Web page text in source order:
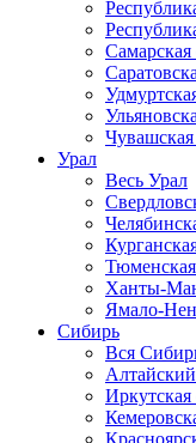
Самарская
Урал
Весь Урал
Тюменская
Ханты-
Ямало-
Сибирь
Вся
Иркутская